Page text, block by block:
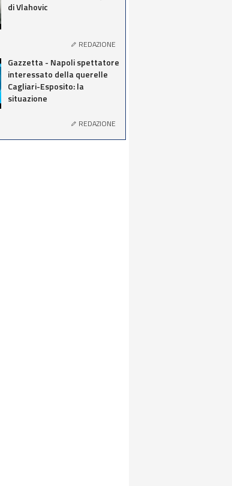
di Vlahovic
REDAZIONE
Gazzetta - Napoli spettatore
interessato della querelle
Cagliari-Esposito: la
situazione
REDAZIONE